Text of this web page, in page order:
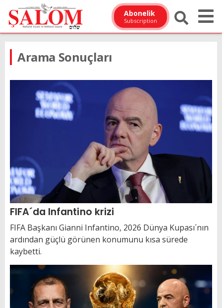
Abonelik
Subscription
Arama Sonuçları
FIFA´da Infantino krizi
FIFA Başkanı Gianni Infantino, 2026 Dünya Kupası´nın
ardından güçlü görünen konumunu kısa sürede
kaybetti.